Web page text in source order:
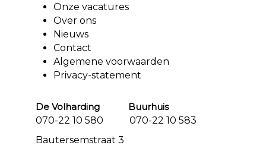
Onze vacatures
Over ons
Nieuws
Contact
Algemene voorwaarden
Privacy-statement
De Volharding Buurhuis
070-22 10 580 070-22 10 583
Bautersemstraat 3